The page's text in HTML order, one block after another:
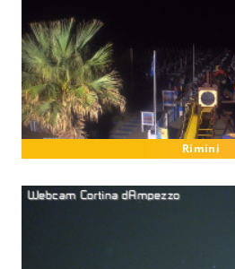
Rimini